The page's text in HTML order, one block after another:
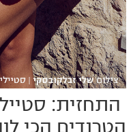
הטרנדים הכי